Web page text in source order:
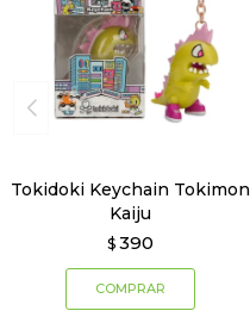
Tokidoki Keychain Tokimon
Kaiju
$ 390